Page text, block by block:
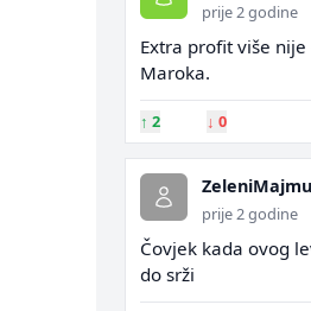
prije 2 godine
Extra profit više
Maroka.
↑ 2 ↓ 0
prije 2 godine
Čovjek kada ovog
do srži